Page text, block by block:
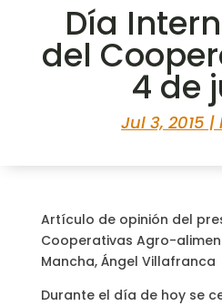
Día
del
4 de
Jul 3, 2015 |
Artículo de opinión del
Cooperativas Agro-
Mancha, Ángel Villafranca
Durante el día de hoy se